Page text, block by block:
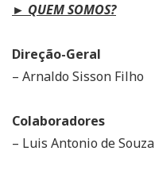
► QUEM SOMOS?
Direção-Geral
– Arnaldo Sisson Filho
Colaboradores
– Luis Antonio de Souza